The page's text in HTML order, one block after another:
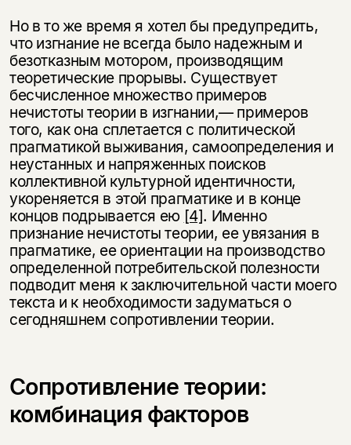
Но в то же время я хотел бы предупредить,
что изгнание не всегда было надежным и
безотказным мотором, производящим
теоретические прорывы. Существует
бесчисленное множество примеров
нечистоты теории в изгнании,— примеров
того, как она сплетается с политической
прагматикой выживания, самоопределения и
неустанных и напряженных поисков
коллективной культурной идентичности,
укореняется в этой прагматике и в конце
концов подрывается ею [4]. Именно
признание нечистоты теории, ее увязания в
прагматике, ее ориентации на производство
определенной потребительской полезности
подводит меня к заключительной части моего
текста и к необходимости задуматься о
сегодняшнем сопротивлении теории.
Сопротивление теории:
комбинация факторов